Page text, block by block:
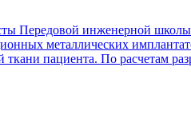
Передовой инженерной школы
металлических
пациента. По расчетам